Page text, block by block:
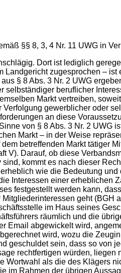
§§ 8, 3, 4 Nr. 11 UWG in
Dort ist lediglich
zugesprochen –
§ 8 Abs. 3 Nr. 2 UWG
beruflicher
Markt vertreiben,
gewerblicher oder
an diese
von § 8 Abs. 3 Nr. 2
Markt – in der Weise
betreffenden Markt tätiger
V). Darauf, ob diese
kommt es nach dieser
wie die Bedeutung
Interessen einer erheblichen
festgestellt werden kann,
geht
im Haus seines
räumlich und die
Email abgewickelt wird,
wird, wozu die
geschuldet sein, dass so von
rechtfertigen würden,
als die des Klägers
im Rahmen der übrigen